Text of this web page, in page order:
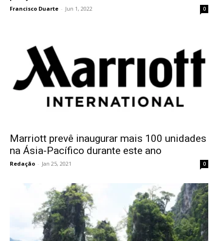
Francisco Duarte - Jun 1, 2022 0
Marriott prevê inaugurar mais 100 unidades
na Ásia-Pacífico durante este ano
Redação - Jan 25, 2021 0